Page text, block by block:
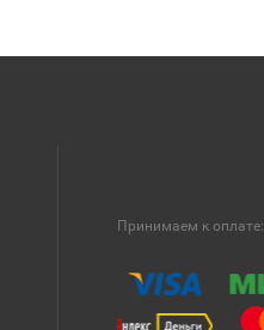
Принимаем к оплате: